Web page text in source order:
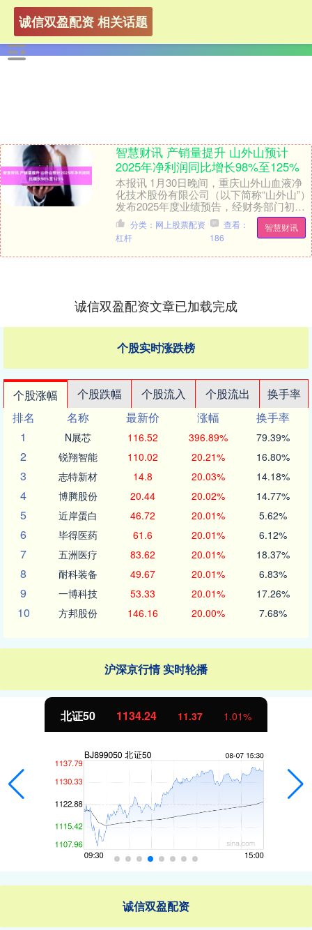
诚信双盈配资 相关话题
智慧财讯 产销量提升 山外山预计
2025年净利润同比增长98%至125%
本报讯 1月30日晚间，重庆山外山血液净
化技术股份有限公司（以下简称“山外山”）
发布2025年度业绩预告，经财务部门初步
测算，预计2025年实现归属于母公司所
有....
智慧财讯
分类：网上股票配资
杠杆
查看：
186
诚信双盈配资文章已加载完成
个股实时涨跌榜
个股涨幅 个股跌幅 个股流入 个股流出
换手率
排名
名称 最新价 涨幅
换手率
1
N展芯 116.52 396.89% 79.39%
2 锐翔智能 110.02 20.21% 16.80%
3 志特新材 14.8 20.03% 14.18%
4 博腾股份 20.44 20.02% 14.77%
5 近岸蛋白 46.72 20.01% 5.62%
6 毕得医药 61.6 20.01% 6.12%
7 五洲医疗 83.62 20.01% 18.37%
8 耐科装备 49.67 20.01% 6.83%
9 一博科技 53.33 20.01% 17.26%
10 方邦股份 146.16 20.00% 7.68%
沪深京行情 实时轮播
北证50 1134.24 11.37 1.01%
诚信双盈配资